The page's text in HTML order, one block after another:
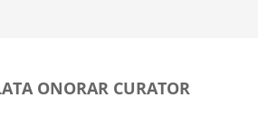
ONORAR CURATOR